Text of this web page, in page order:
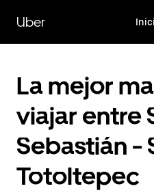
contenido
principal
Uber
La mejor
viajar entre
Sebastián -
Totoltepec